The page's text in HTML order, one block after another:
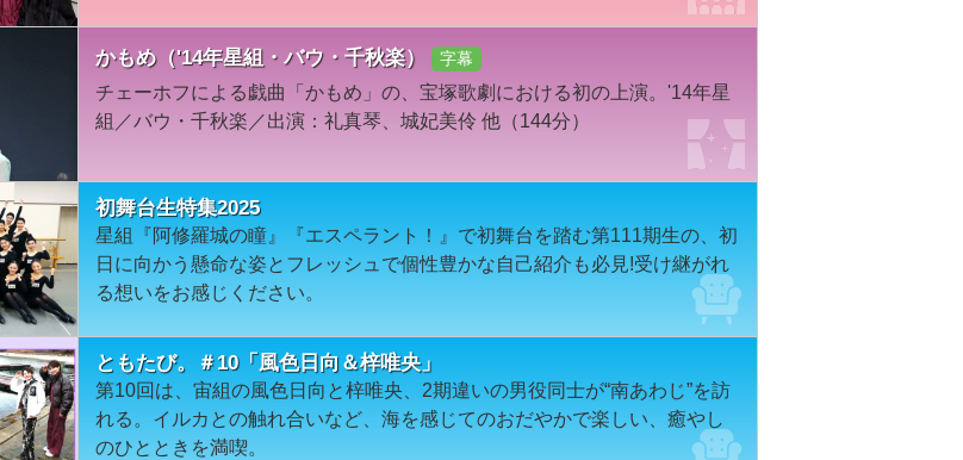
かもめ（'14年星組・バウ・千秋楽） 字幕
チェーホフによる戯曲「かもめ」の、宝塚歌劇における初の上演。'14年星
組／バウ・千秋楽／出演：礼真琴、城妃美伶 他（144分）
初舞台生特集2025
星組『阿修羅城の瞳』『エスペラント！』で初舞台を踏む第111期生の、初
日に向かう懸命な姿とフレッシュで個性豊かな自己紹介も必見!受け継がれ
る想いをお感じください。
ともたび。＃10「風色日向＆梓唯央」
第10回は、宙組の風色日向と梓唯央、2期違いの男役同士が“南あわじ”を訪
れる。イルカとの触れ合いなど、海を感じてのおだやかで楽しい、癒やし
のひとときを満喫。